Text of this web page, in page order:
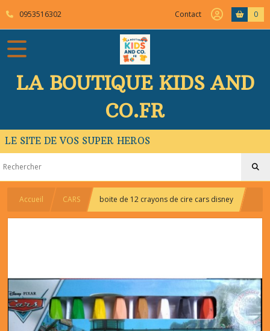
0953516302 Contact 0
LA BOUTIQUE KIDS AND
CO.FR
LE SITE DE VOS SUPER HEROS
Accueil CARS boite de 12 crayons de cire cars disney